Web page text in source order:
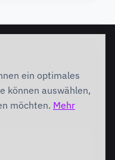
ein optimales
können auswählen,
möchten. Mehr